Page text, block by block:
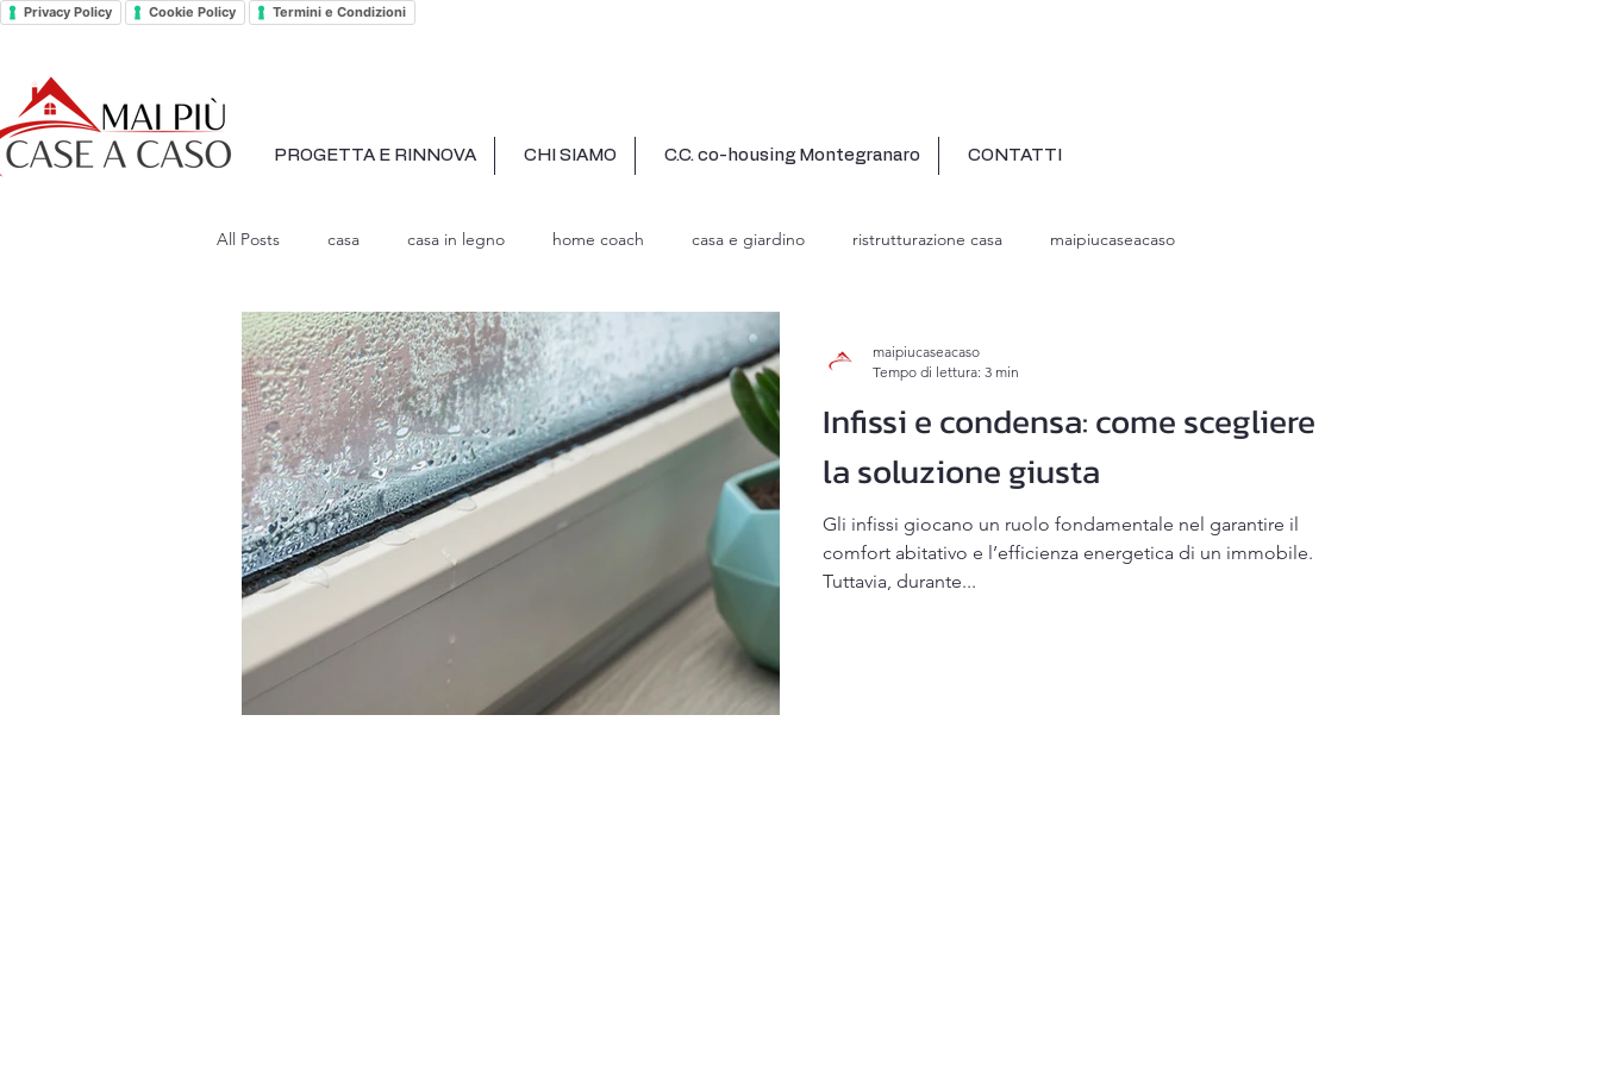
Privacy Policy Cookie Policy Termini e Condizioni
PROGETTA E RINNOVA CHI SIAMO C.C. co-housing Montegranaro CONTATTI
All Posts casa casa in legno home coach casa e giardino ristrutturazione casa maipiucaseacaso
Condomini Collaborativi
Infissi e condensa: come scegliere
la soluzione giusta
Gli infissi giocano un ruolo fondamentale nel garantire il
comfort abitativo e l’efficienza energetica di un immobile.
Tuttavia, durante...
maipiucaseacaso
Tempo di lettura: 3 min